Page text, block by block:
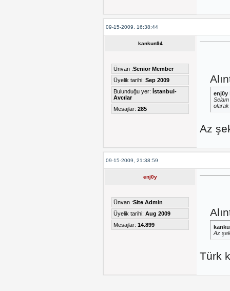
09-15-2009, 16:38:44
kankun94
Ünvan :Senior Member
Üyelik tarihi: Sep 2009
Bulunduğu yer: İstanbul-
Avcılar
Mesajlar: 285
enj0y
olarak
Az
09-15-2009, 21:38:59
enj0y
Ünvan :Site Admin
Üyelik tarihi: Aug 2009
Mesajlar: 14.899
Az
Türk